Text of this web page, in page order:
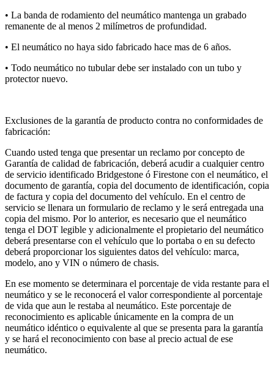
• La banda de rodamiento del neumático mantenga un grabado
remanente de al menos 2 milímetros de profundidad.
• El neumático no haya sido fabricado hace mas de 6 años.
• Todo neumático no tubular debe ser instalado con un tubo y
protector nuevo.
Exclusiones de la garantía de producto contra no conformidades de
fabricación:
Cuando usted tenga que presentar un reclamo por concepto de
Garantía de calidad de fabricación, deberá acudir a cualquier centro
de servicio identificado Bridgestone ó Firestone con el neumático, el
documento de garantía, copia del documento de identificación, copia
de factura y copia del documento del vehículo. En el centro de
servicio se llenara un formulario de reclamo y le será entregada una
copia del mismo. Por lo anterior, es necesario que el neumático
tenga el DOT legible y adicionalmente el propietario del neumático
deberá presentarse con el vehículo que lo portaba o en su defecto
deberá proporcionar los siguientes datos del vehículo: marca,
modelo, ano y VIN o número de chasis.
En ese momento se determinara el porcentaje de vida restante para el
neumático y se le reconocerá el valor correspondiente al porcentaje
de vida que aun le restaba al neumático. Este porcentaje de
reconocimiento es aplicable únicamente en la compra de un
neumático idéntico o equivalente al que se presenta para la garantía
y se hará el reconocimiento con base al precio actual de ese
neumático.